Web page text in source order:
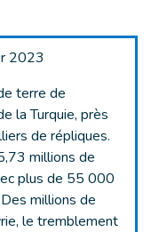
2023
terre de
la Turquie, près
de répliques.
millions de
plus de 55 000
millions de
le tremblement